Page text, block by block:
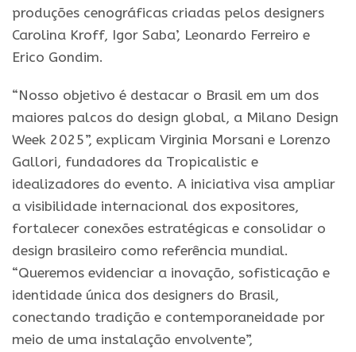
produções cenográficas criadas pelos designers
Carolina Kroff, Igor Saba’, Leonardo Ferreiro e
Erico Gondim.
“Nosso objetivo é destacar o Brasil em um dos
maiores palcos do design global, a Milano Design
Week 2025”, explicam Virginia Morsani e Lorenzo
Gallori, fundadores da Tropicalistic e
idealizadores do evento. A iniciativa visa ampliar
a visibilidade internacional dos expositores,
fortalecer conexões estratégicas e consolidar o
design brasileiro como referência mundial.
“Queremos evidenciar a inovação, sofisticação e
identidade única dos designers do Brasil,
conectando tradição e contemporaneidade por
meio de uma instalação envolvente”,